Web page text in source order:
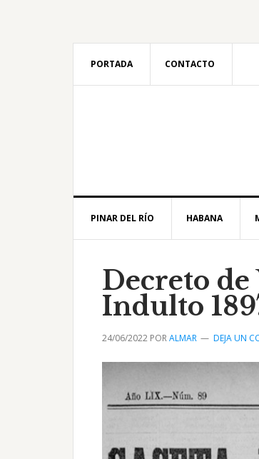
PORTADA CONTACTO
PINAR DEL RÍO HABANA
Decreto
Indulto
24/06/2022 PORALMAR DEJA UN